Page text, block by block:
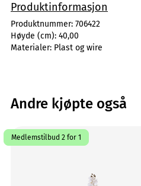
Produktinformasjon
Produktnummer: 706422
Høyde (cm): 40,00
Materialer: Plast og wire
Andre kjøpte også
Medlemstilbud 2 for 1